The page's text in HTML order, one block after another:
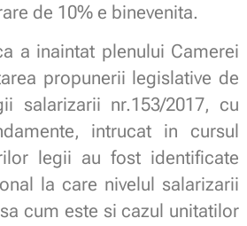
de 10% e binevenita.
a inaintat plenului Camerei
propunerii legislative de
salarizarii nr.153/2017, cu
intrucat in cursul
legii au fost identificate
la care nivelul salarizarii
cum este si cazul unitatilor